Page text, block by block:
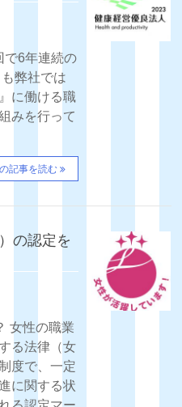
6年連続の
弊社では
に働ける職
みを行って
記事を読む
の認定を
女性の職業
る法律（女
度で、一定
に関する状